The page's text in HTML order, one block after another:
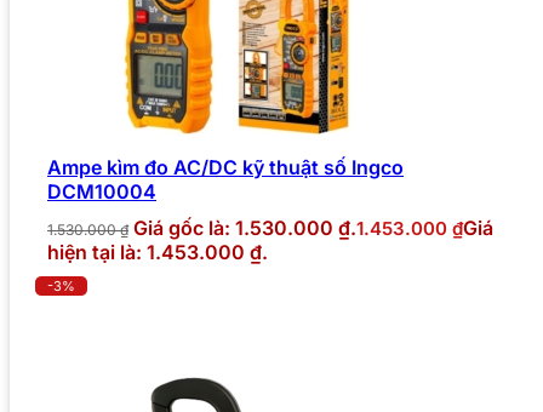
Ampe kìm đo AC/DC kỹ thuật số Ingco
DCM10004
1.530.000₫ Giá gốc là: 1.530.000 ₫.1.453.000 ₫Giá
hiện tại là: 1.453.000 ₫.
-3%